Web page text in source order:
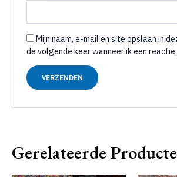
Mijn naam, e-mail en site opslaan in
de volgende keer wanneer ik een
Gerelateerde